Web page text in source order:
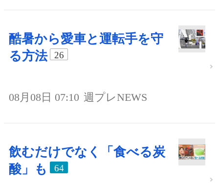
酷暑から愛車と運転手を守
る方法
26
08月08日 07:10 週プレNEWS
飲むだけでなく「食べる炭
酸」も
64